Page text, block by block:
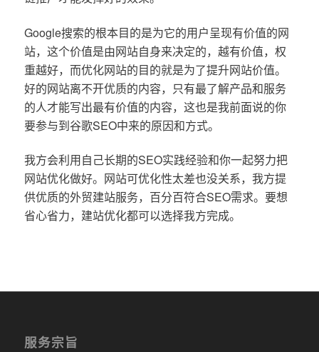
Google搜索的根本目的是为它的用户呈现有价值的网
站，这个价值是由网站自身来决定的，越有价值，权
重越好，而优化网站的目的就是为了提升网站价值。
好的网站离不开优质的内容，只有最了解产品和服务
的人才能写出最有价值的内容，这也是我前面说的你
要参与到谷歌SEO中来的原因和方式。
我方会利用自己长期的SEO实践经验和你一起努力把
网站优化做好。网站可优化性太差也没关系，我方提
供优质的外贸建站服务，百分百符合SEO需求。要想
省心省力，建站优化都可以选择我方完成。
服务宗旨